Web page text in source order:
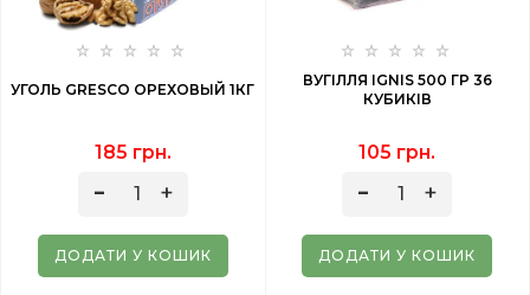
УГОЛЬ GRESCO ОРЕХОВЫЙ 1КГ
185 грн.
ДОДАТИ У КОШИК
ВУГІЛЛЯ IGNIS 500 ГР 36
КУБИКІВ
105 грн.
ДОДАТИ У КОШИК